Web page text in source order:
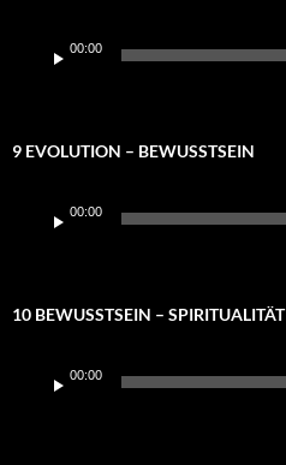
Player
00:00
9 EVOLUTION – BEWUSSTSEIN
Player
00:00
10 BEWUSSTSEIN – SPIRITUALITÄT
Player
00:00